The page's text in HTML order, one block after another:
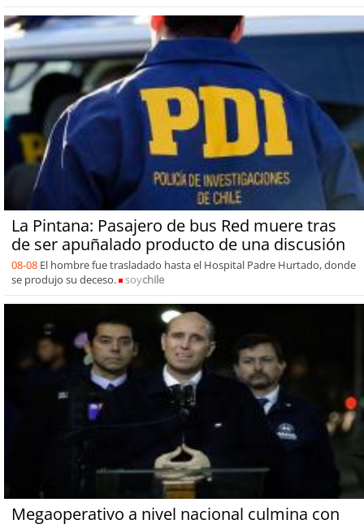
La Pintana: Pasajero de bus Red muere tras
de ser apuñalado producto de una discusión
08-08 El hombre fue trasladado hasta el Hospital Padre Hurtado, donde
se produjo su deceso.
soychile
Megaoperativo a nivel nacional culmina con